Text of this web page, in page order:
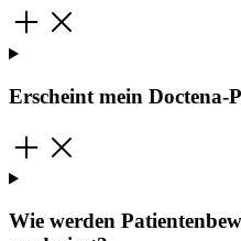
Erscheint mein Doctena-
Wie werden